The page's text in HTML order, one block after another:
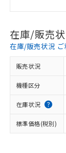
在庫/販売
在庫/販売状況 ご
販売状況
機種区分
在庫状況
標準価格(税別)